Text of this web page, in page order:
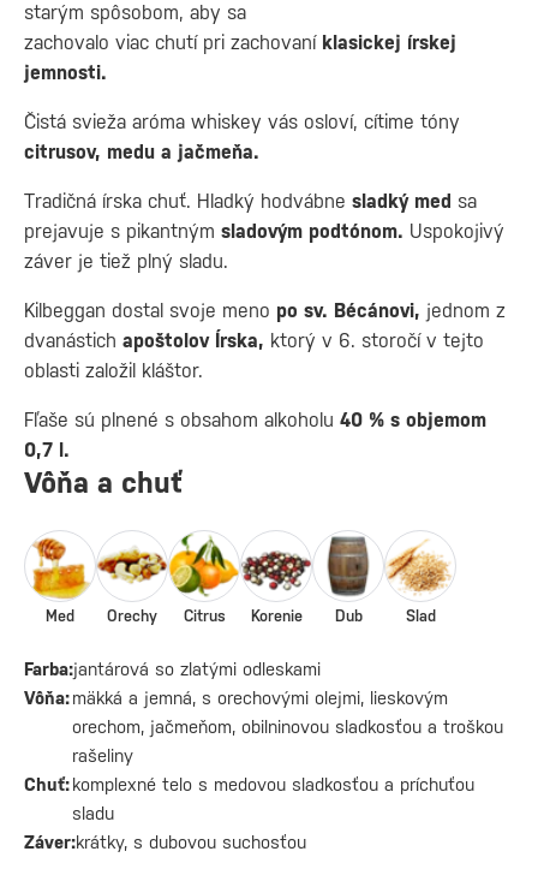
starým spôsobom, aby sa
zachovalo viac chutí pri zachovaní klasickej írskej
jemnosti.
Čistá svieža aróma whiskey vás osloví, cítime tóny
citrusov, medu a jačmeňa.
Tradičná írska chuť. Hladký hodvábne sladký med sa
prejavuje s pikantným sladovým podtónom. Uspokojivý
záver je tiež plný sladu.
Kilbeggan dostal svoje meno po sv. Bécánovi, jednom z
dvanástich apoštolov Írska, ktorý v 6. storočí v tejto
oblasti založil kláštor.
Fľaše sú plnené s obsahom alkoholu 40 % s objemom
0,7 l.
Vôňa a chuť
Farba:jantárová so zlatými odleskami
Vôňa:mäkká a jemná, s orechovými olejmi, lieskovým
orechom, jačmeňom, obilninovou sladkosťou a troškou
rašeliny
Chuť:komplexné telo s medovou sladkosťou a príchuťou
sladu
Záver:krátky, s dubovou suchosťou
Med Orechy Citrus Korenie Dub Slad